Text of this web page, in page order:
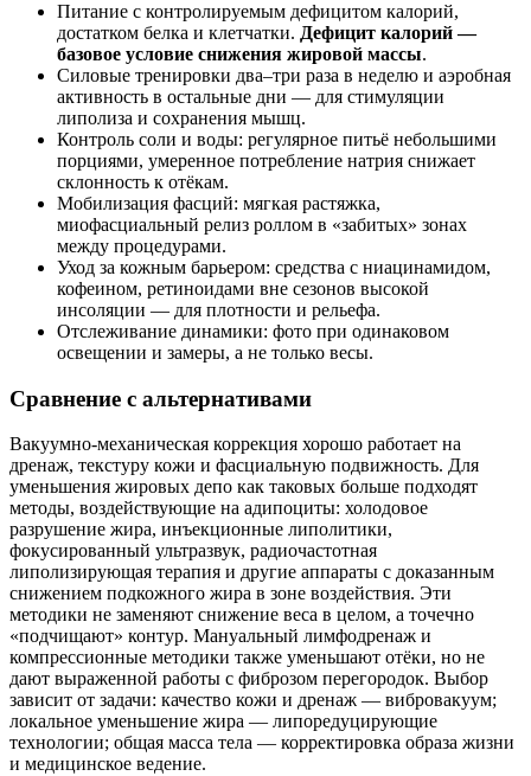
Питание с контролируемым дефицитом калорий,
достатком белка и клетчатки. Дефицит калорий —
базовое условие снижения жировой массы.
Силовые тренировки два–три раза в неделю и аэробная
активность в остальные дни — для стимуляции
липолиза и сохранения мышц.
Контроль соли и воды: регулярное питьё небольшими
порциями, умеренное потребление натрия снижает
склонность к отёкам.
Мобилизация фасций: мягкая растяжка,
миофасциальный релиз роллом в «забитых» зонах
между процедурами.
Уход за кожным барьером: средства с ниацинамидом,
кофеином, ретиноидами вне сезонов высокой
инсоляции — для плотности и рельефа.
Отслеживание динамики: фото при одинаковом
освещении и замеры, а не только весы.
Сравнение с альтернативами
Вакуумно‑механическая коррекция хорошо работает на
дренаж, текстуру кожи и фасциальную подвижность. Для
уменьшения жировых депо как таковых больше подходят
методы, воздействующие на адипоциты: холодовое
разрушение жира, инъекционные липолитики,
фокусированный ультразвук, радиочастотная
липолизирующая терапия и другие аппараты с доказанным
снижением подкожного жира в зоне воздействия. Эти
методики не заменяют снижение веса в целом, а точечно
«подчищают» контур. Мануальный лимфодренаж и
компрессионные методики также уменьшают отёки, но не
дают выраженной работы с фиброзом перегородок. Выбор
зависит от задачи: качество кожи и дренаж — вибровакуум;
локальное уменьшение жира — липоредуцирующие
технологии; общая масса тела — корректировка образа жизни
и медицинское ведение.